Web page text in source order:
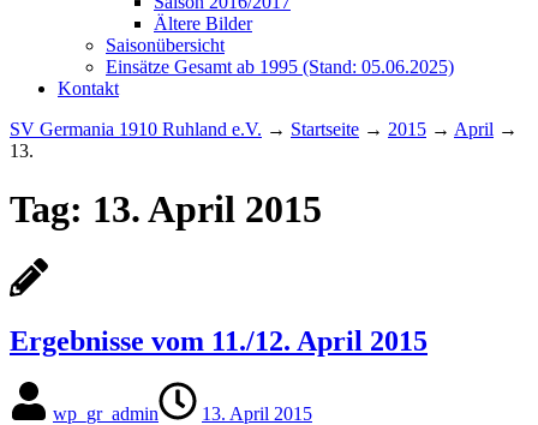
Ältere Bilder
Saisonübersicht
Einsätze Gesamt ab 1995 (Stand: 05.06.2025)
Kontakt
SV Germania 1910 Ruhland e.V. → Startseite → 2015 → April →
13.
Tag: 13. April 2015
Ergebnisse vom 11./12. April 2015
wp_gr_admin
13. April 2015